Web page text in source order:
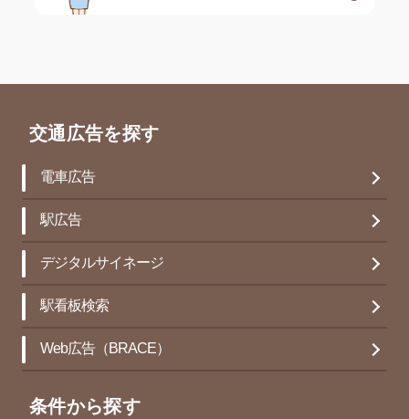
交通広告を探す
電車広告
駅広告
デジタルサイネージ
駅看板検索
Web広告（BRACE）
条件から探す